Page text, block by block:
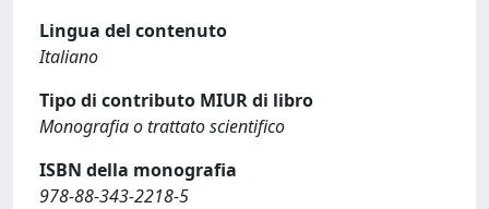
Lingua del contenuto
Italiano
Tipo di contributo MIUR di libro
Monografia o trattato scientifico
ISBN della monografia
978-88-343-2218-5